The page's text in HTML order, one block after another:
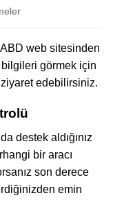
web sitesinden
bilgileri görmek için
edebilirsiniz.
destek aldığınız
bir aracı
son derece
emin